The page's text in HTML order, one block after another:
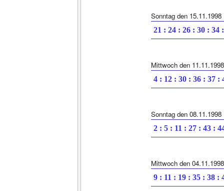
Sonntag den 15.11.1998
21 : 24 : 26 : 30 : 34
Mittwoch den 11.11.1998
4 : 12 : 30 : 36 : 37 :
Sonntag den 08.11.1998
2 : 5 : 11 : 27 : 43 :
Mittwoch den 04.11.1998
9 : 11 : 19 : 35 : 38 :